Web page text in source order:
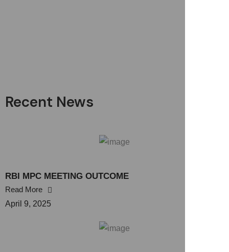
Recent News
RBI MPC MEETING OUTCOME
Read More
April 9, 2025